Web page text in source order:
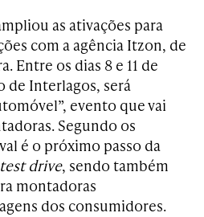
as ativações para
com a agência Itzon, de
Entre os dias 8 e 11 de
de Interlagos, será
evento que vai
Segundo os
é o próximo passo da
test drive, sendo também
montadoras
dos consumidores.